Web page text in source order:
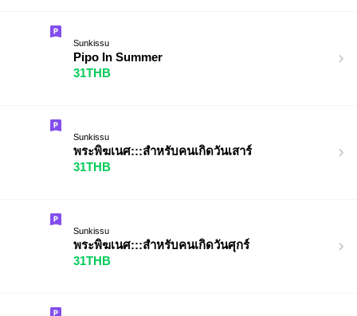
Sunkissu
Pipo In Summer
31THB
Sunkissu
พระพิฆเนศ:::สำหรับคนเกิดวันเสาร์
31THB
Sunkissu
พระพิฆเนศ:::สำหรับคนเกิดวันศุกร์
31THB